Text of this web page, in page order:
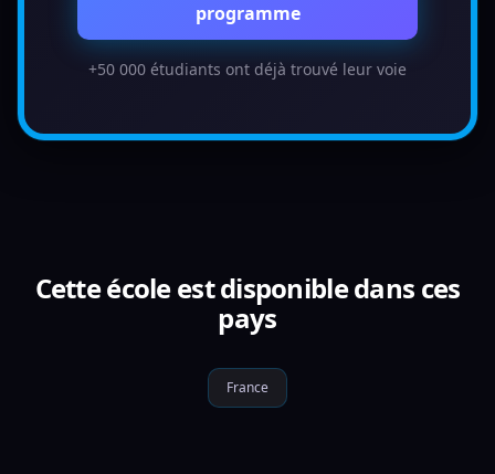
programme
+50 000 étudiants ont déjà trouvé leur voie
Cette école est disponible dans ces
pays
France